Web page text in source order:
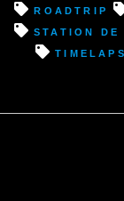
roadtrip
Station